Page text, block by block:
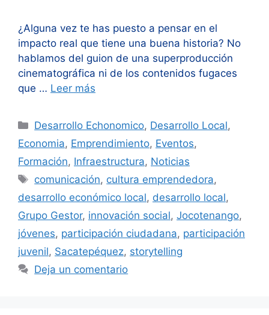
¿Alguna vez te has puesto a pensar en el
impacto real que tiene una buena historia? No
hablamos del guion de una superproducción
cinematográfica ni de los contenidos fugaces
que … Leer más
Categorías
Desarrollo Echonomico, Desarrollo Local,
Economia, Emprendimiento, Eventos,
Formación, Infraestructura, Noticias
Etiquetas
comunicación, cultura emprendedora,
desarrollo económico local, desarrollo local,
Grupo Gestor, innovación social, Jocotenango,
jóvenes, participación ciudadana, participación
juvenil, Sacatepéquez, storytelling
Deja un comentario